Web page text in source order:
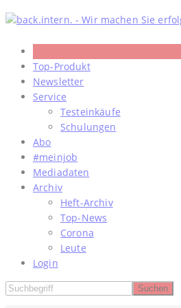
Skip
to
content
Top-Produkt
Newsletter
Service
Testeinkäufe
Schulungen
Abo
#meinjob
Mediadaten
Archiv
Heft-Archiv
Top-News
Corona
Leute
Login